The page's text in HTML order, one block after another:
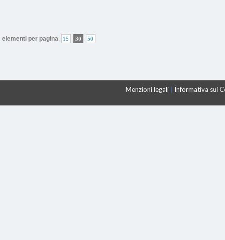
elementi per pagina 15 30 50
Menzioni legali Informativa sui